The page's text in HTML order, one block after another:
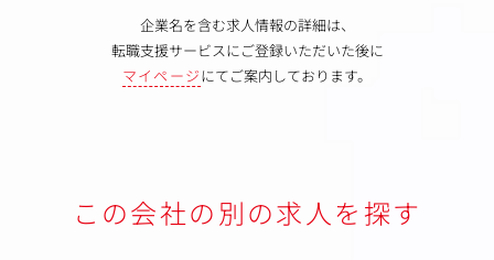
企業名を含む求人情報の詳細は、
転職支援サービスにご登録いただいた後に
マイページにてご案内しております。
この会社の別の求人を探す